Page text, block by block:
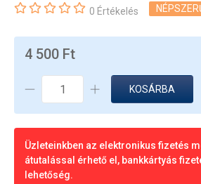
0 Értékelés
4 500 Ft
KOSÁRBA
Üzleteinkben az elektronikus fizetés
átutalással érhető el, bankkártyás
lehetőség.